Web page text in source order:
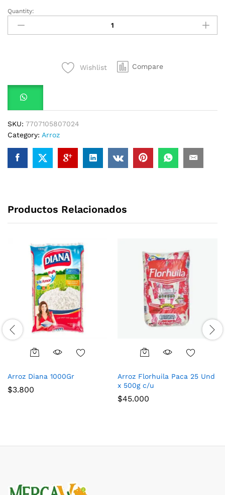
Arroz
Tailandes
1000Gr
Quantity:
Wishlist Compare
SKU: 7707105807024
Category: Arroz
Productos Relacionados
Arroz Diana 1000Gr
$3.800
Arroz Florhuila Paca 25 Und
x 500g c/u
$45.000